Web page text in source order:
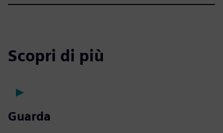
Scopri di più
Guarda